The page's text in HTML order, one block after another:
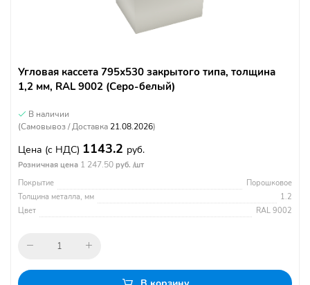
Угловая кассета 795х530 закрытого типа, толщина
1,2 мм, RAL 9002 (Серо-белый)
В наличии
(Самовывоз / Доставка 21.08.2026)
Цена (с НДС) 1143.2 руб.
Розничная цена 1 247.50 руб. /шт
Покрытие
Порошковое
Толщина металла, мм
1.2
Цвет
RAL 9002